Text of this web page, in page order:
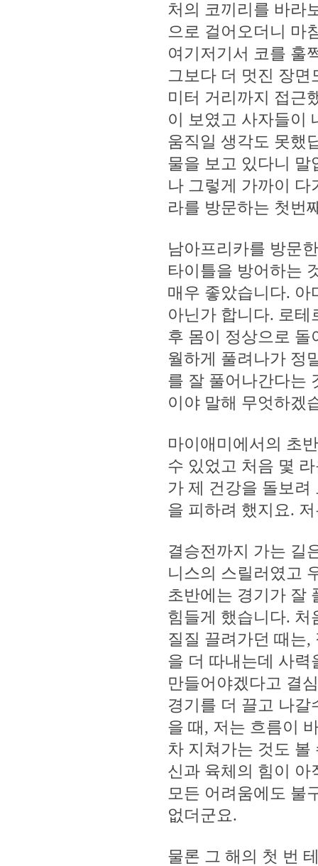
처의 코끼리를 바라
으로 걸어오더니 마
여기저기서 코를 훌
그보다 더 멋진 장
미터 거리까지 접근
이 보였고 사자들이
움직일 생각도 못했
물을 보고 있다니 말
나 그렇게 가까이
라를 방문하는 첫번
남아프리카를 방문
타이틀을 방어하는
매우 좋았습니다.
아닌가 합니다. 로
후 몸이 정상으로 돌
월하게 풀려나가 정
를 잘 풀어나간다는
이야 말해 무엇하겠
마이애미에서의 초
수 있었고 처음 몇
가 제 건강을 돌보려
을 피하려 했지요.
결승전까지 가는 길
니스의 스릴러였고
초반에는 경기가 잘
힘들게 했습니다. 처
질질 끌려가던 때는
을 더 따내는데 사
만들어야겠다고 결
경기를 더 끌고 나
을 때, 저는 흐름이
차 지쳐가는 것도 볼
신과 육체의 힘이 아
모든 어려움에도 불
없더군요.
물론 그 해의 첫 번